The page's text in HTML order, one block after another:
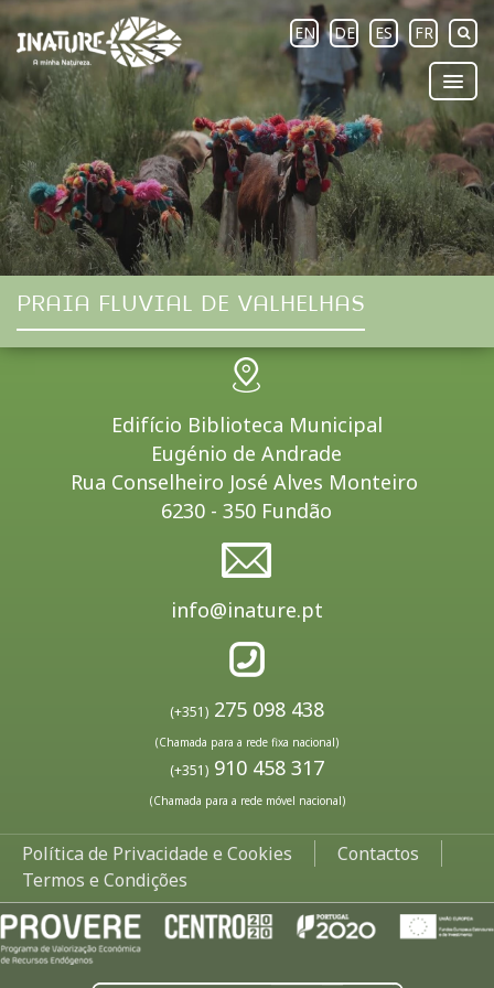
EN DE ES FR
PRAIA FLUVIAL DE VALHELHAS
Edifício Biblioteca Municipal
Eugénio de Andrade
Rua Conselheiro José Alves Monteiro
6230 - 350 Fundão
info@inature.pt
(+351) 275 098 438
(Chamada para a rede fixa nacional)
(+351) 910 458 317
(Chamada para a rede móvel nacional)
Política de Privacidade e Cookies
Contactos
Termos e Condições